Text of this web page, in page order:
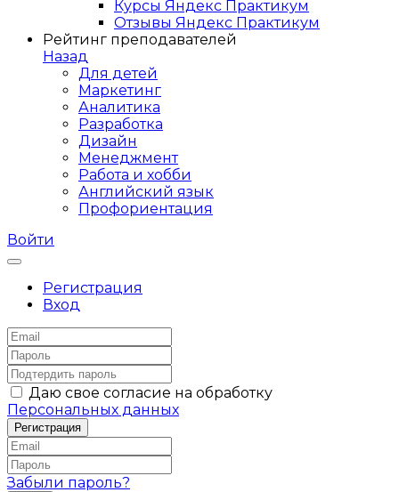
Курсы Яндекс Практикум
Отзывы Яндекс Практикум
Рейтинг преподавателей
Назад
Для детей
Маркетинг
Аналитика
Разработка
Дизайн
Менеджмент
Работа и хобби
Английский язык
Профориентация
Войти
Регистрация
Вход
Даю свое согласие на обработку
Персональных данных
Забыли пароль?